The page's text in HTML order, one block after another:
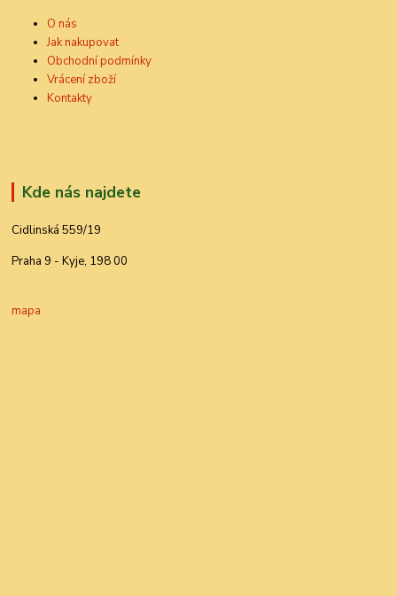
O nás
Jak nakupovat
Obchodní podmínky
Vrácení zboží
Kontakty
Kde nás najdete
Cidlinská 559/19
Praha 9 - Kyje, 198 00
mapa